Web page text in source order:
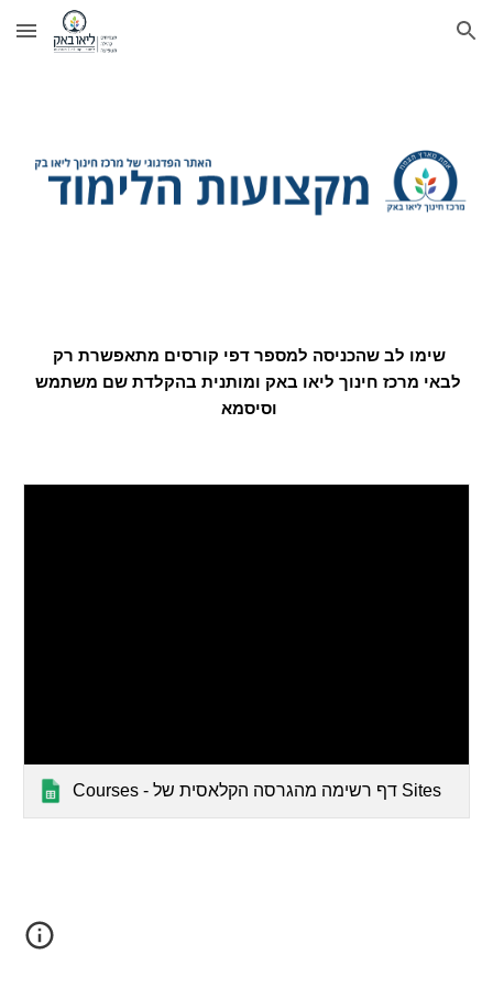
Skip to main content Skip to navigation
לבאי מרכז חינוך ליאו באק ומותנית בהקלד
וסיסמא
Courses - דף רשימה מהגרסה הקלאסית של Sites